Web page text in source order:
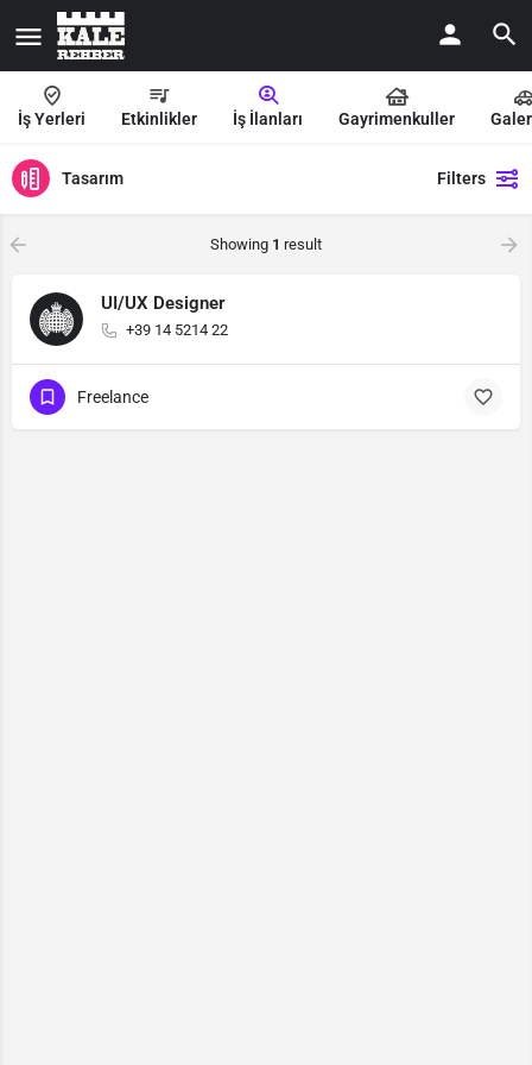
İş Yerleri Etkinlikler İş İlanları Gayrimenkuller
Tasarım Filters
Showing 1 result
UI/UX Designer
+39 14 5214 22
Freelance